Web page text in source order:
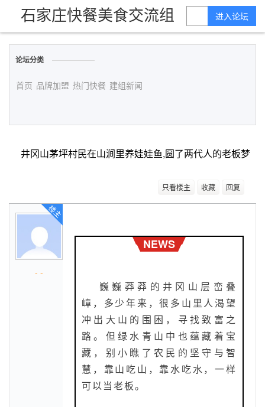
石家庄快餐美食交流组 进入论坛
论坛分类
首页 品牌加盟 热门快餐 建组新闻
井冈山茅坪村民在山涧里养娃娃鱼,圆了两代人的老板梦
只看楼主 收藏 回复
- -
楼主
NEWS
巍巍莽莽的井冈山层峦叠
嶂，多少年来，很多山里人渴望
冲出大山的围困，寻找致富之
路。但绿水青山中也蕴藏着宝
藏，别小瞧了农民的坚守与智
慧，靠山吃山，靠水吃水，一样
可以当老板。